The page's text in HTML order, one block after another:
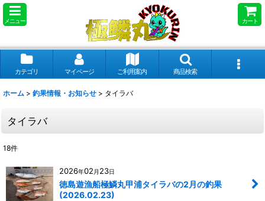
メニュー カート
カテゴリ マイページ ご利用案内 商品検索
ホーム > 釣果情報・お知らせ > タイラバ
タイラバ
18件
2026年02 月 23日
徳島遊漁船極鱗丸甲浦タイラバの2月の釣果
(2026.02.23)